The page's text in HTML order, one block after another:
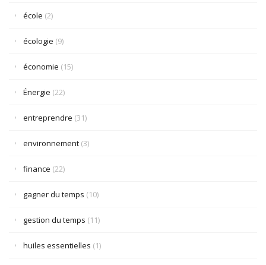
école (2)
écologie (9)
économie (15)
Énergie (22)
entreprendre (31)
environnement (3)
finance (22)
gagner du temps (10)
gestion du temps (11)
huiles essentielles (1)